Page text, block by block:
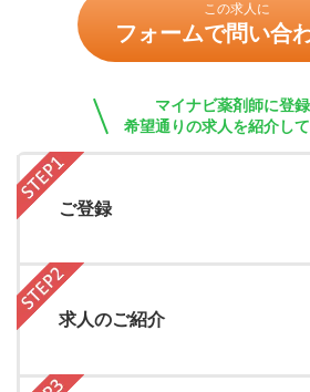
この求人に
フォームで問い合
マイナビ薬剤師に登
希望通りの求人を紹介して
ご登録
求人のご紹介